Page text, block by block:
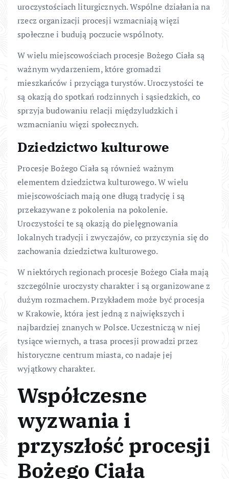
uroczystościach liturgicznych. Wspólne działania na
rzecz organizacji procesji wzmacniają więzi
społeczne i budują poczucie wspólnoty.
W wielu miejscowościach procesje Bożego Ciała są
ważnym wydarzeniem, które gromadzi
mieszkańców i przyciąga turystów. Uroczystości te
są okazją do spotkań rodzinnych i sąsiedzkich, co
sprzyja budowaniu relacji międzyludzkich i
wzmacnianiu więzi społecznych.
Dziedzictwo kulturowe
Procesje Bożego Ciała są również ważnym
elementem dziedzictwa kulturowego. W wielu
miejscowościach mają one długą tradycję i są
przekazywane z pokolenia na pokolenie.
Uroczystości te są okazją do pielęgnowania
lokalnych tradycji i zwyczajów, co przyczynia się do
zachowania dziedzictwa kulturowego.
W niektórych regionach procesje Bożego Ciała mają
szczególnie uroczysty charakter i są organizowane z
dużym rozmachem. Przykładem może być procesja
w Krakowie, która jest jedną z największych i
najbardziej znanych w Polsce. Uczestniczą w niej
tysiące wiernych, a trasa procesji prowadzi przez
historyczne centrum miasta, co nadaje jej
wyjątkowy charakter.
Współczesne
wyzwania i
przyszłość procesji
Bożego Ciała